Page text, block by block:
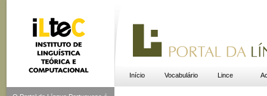
Início Vocabulário Lince